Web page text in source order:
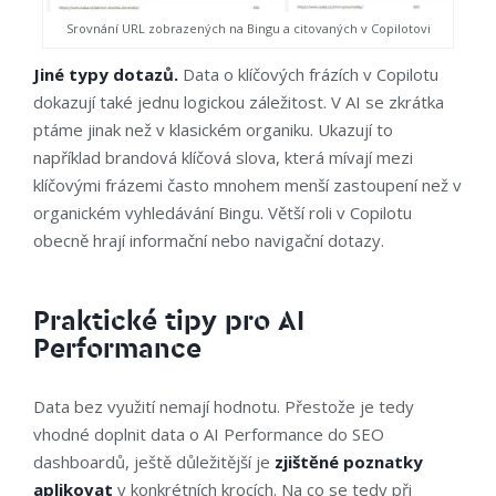
Srovnání URL zobrazených na Bingu a citovaných v Copilotovi
Jiné typy dotazů. Data o klíčových frázích v Copilotu
dokazují také jednu logickou záležitost. V AI se zkrátka
ptáme jinak než v klasickém organiku. Ukazují to
například brandová klíčová slova, která mívají mezi
klíčovými frázemi často mnohem menší zastoupení než v
organickém vyhledávání Bingu. Větší roli v Copilotu
obecně hrají informační nebo navigační dotazy.
Praktické tipy pro AI
Performance
Data bez využití nemají hodnotu. Přestože je tedy
vhodné doplnit data o AI Performance do SEO
dashboardů, ještě důležitější je zjištěné poznatky
aplikovat v konkrétních krocích. Na co se tedy při